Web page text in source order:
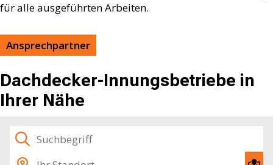
für alle ausgeführten Arbeiten.
Ansprechpartner
Dachdecker-Innungsbetriebe in
Ihrer Nähe
Suchbegriff